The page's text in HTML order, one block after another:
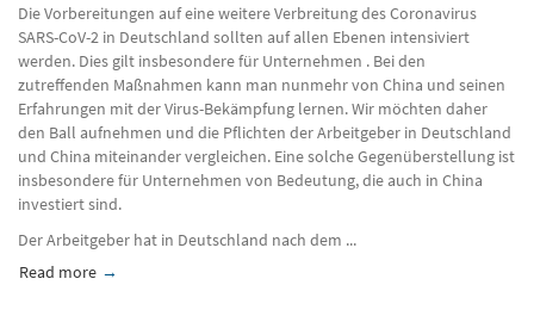
Die Vorbereitungen auf eine weitere Verbreitung des Coronavirus
SARS-CoV-2 in Deutschland sollten auf allen Ebenen intensiviert
werden. Dies gilt insbesondere für Unternehmen . Bei den
zutreffenden Maßnahmen kann man nunmehr von China und seinen
Erfahrungen mit der Virus-Bekämpfung lernen. Wir möchten daher
den Ball aufnehmen und die Pflichten der Arbeitgeber in Deutschland
und China miteinander vergleichen. Eine solche Gegenüberstellung ist
insbesondere für Unternehmen von Bedeutung, die auch in China
investiert sind.
Der Arbeitgeber hat in Deutschland nach dem ...
Read more about Rechte und Pflichten des Unternehmers zum Zeitpunkt